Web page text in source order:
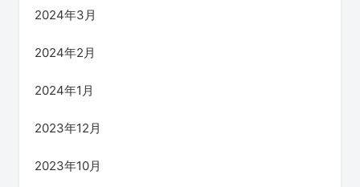
2024年3月
2024年2月
2024年1月
2023年12月
2023年10月